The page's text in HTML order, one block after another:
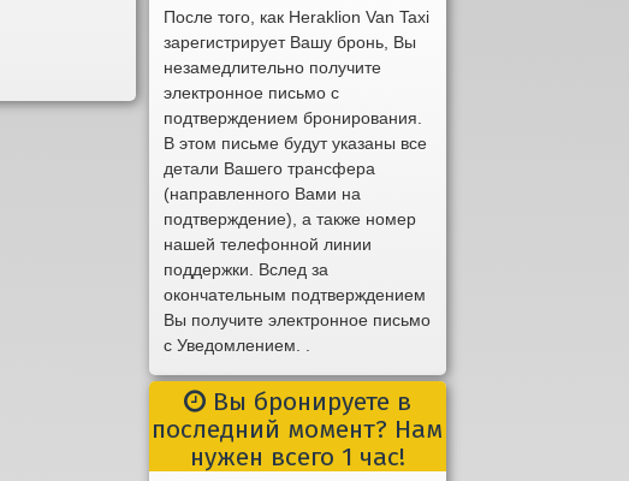
После того, как Heraklion Van Taxi
зарегистрирует Вашу бронь, Вы
незамедлительно получите
электронное письмо с
подтверждением бронирования.
В этом письме будут указаны все
детали Вашего трансфера
(направленного Вами на
подтверждение), а также номер
нашей телефонной линии
поддержки. Вслед за
окончательным подтверждением
Вы получите электронное письмо
с Уведомлением. .
Вы бронируете в
последний момент? Нам
нужен всего 1 час!